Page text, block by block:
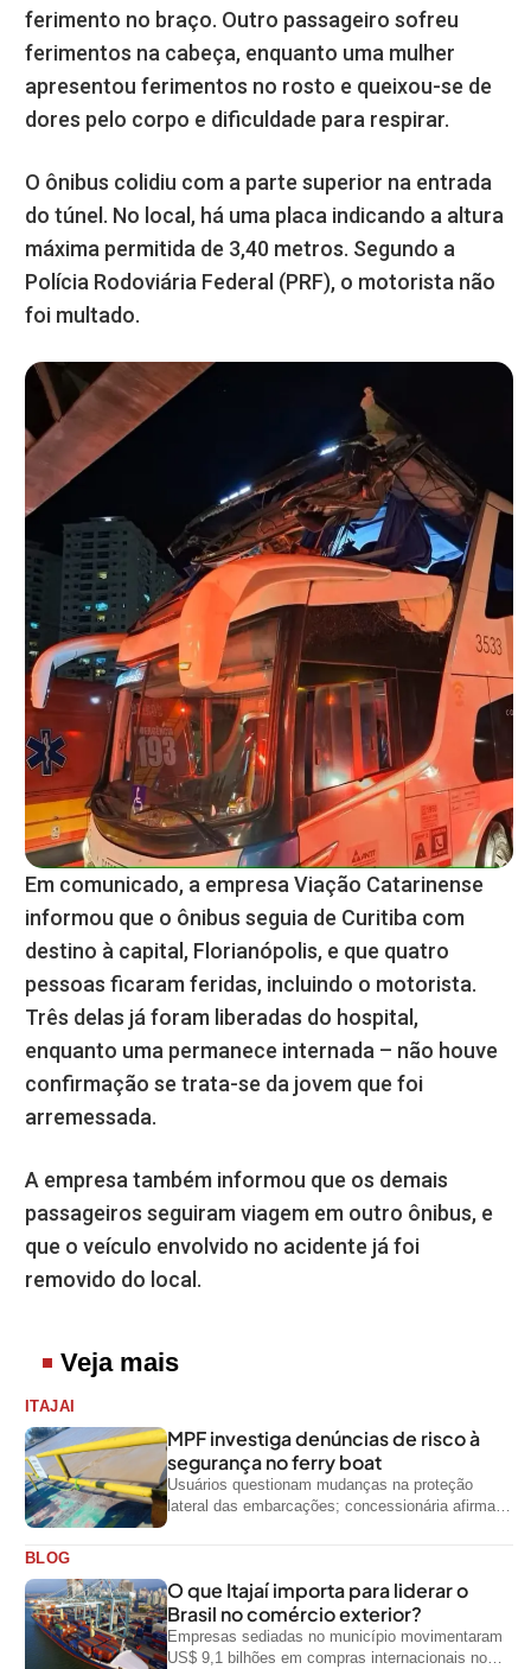
ferimento no braço. Outro passageiro sofreu
ferimentos na cabeça, enquanto uma mulher
apresentou ferimentos no rosto e queixou-se de
dores pelo corpo e dificuldade para respirar.
O ônibus colidiu com a parte superior na entrada
do túnel. No local, há uma placa indicando a altura
máxima permitida de 3,40 metros. Segundo a
Polícia Rodoviária Federal (PRF), o motorista não
foi multado.
Em comunicado, a empresa Viação Catarinense
informou que o ônibus seguia de Curitiba com
destino à capital, Florianópolis, e que quatro
pessoas ficaram feridas, incluindo o motorista.
Três delas já foram liberadas do hospital,
enquanto uma permanece internada – não houve
confirmação se trata-se da jovem que foi
arremessada.
A empresa também informou que os demais
passageiros seguiram viagem em outro ônibus, e
que o veículo envolvido no acidente já foi
removido do local.
Veja mais
ITAJAI
MPF investiga denúncias de risco à
segurança no ferry boat
Usuários questionam mudanças na proteção
lateral das embarcações; concessionária afirma
BLOG
O que Itajaí importa para liderar o
Brasil no comércio exterior?
Empresas sediadas no município movimentaram
US$ 9,1 bilhões em compras internacionais no